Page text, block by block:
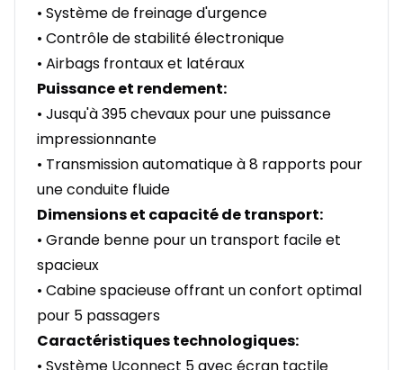
• Système de freinage d'urgence
• Contrôle de stabilité électronique
• Airbags frontaux et latéraux
Puissance et rendement:
• Jusqu'à 395 chevaux pour une puissance
impressionnante
• Transmission automatique à 8 rapports pour
une conduite fluide
Dimensions et capacité de transport:
• Grande benne pour un transport facile et
spacieux
• Cabine spacieuse offrant un confort optimal
pour 5 passagers
Caractéristiques technologiques: